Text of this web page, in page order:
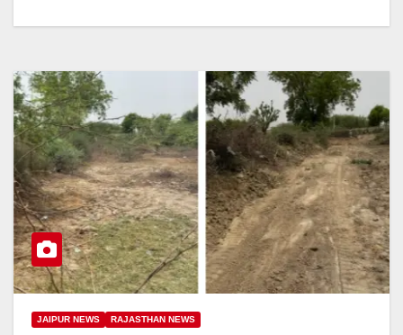
JAIPUR NEWS RAJASTHAN NEWS